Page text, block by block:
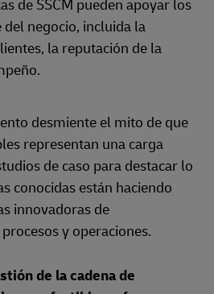
de SSCM pueden apoyar los
negocio, incluida la
la reputación de la
desmiente el mito de que
representan una carga
de caso para destacar lo
conocidas están haciendo
innovadoras de
y operaciones.
de la cadena de